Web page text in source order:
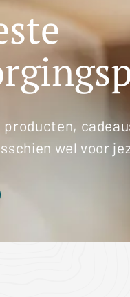
wel voor